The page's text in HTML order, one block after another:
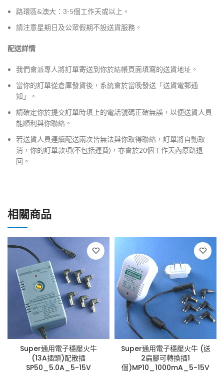
路環區&澳大：3-5個工作天或以上。
請注意星期日及公眾假期不設送貨服務。
配送詳情
我們會派專人將訂單寄送到你於結帳頁面填寫的送貨地址。
當你的訂單從倉庫發貨後，系統會於當晚發送「送貨電郵通
知」。
請確定你於提交訂單時填上的電話號碼正確無誤，以便送貨人員
能順利與你聯絡。
若送貨人員連續配送兩次皆無法與你取得聯絡，訂單將自動取
消，你的訂單款項(不包括運費)，亦會於20個工作天內原路退
回。
相關商品
Super通用電子穩壓火牛
(13A插頭)配散插
SP50_5.0A_5-15V
Super通用電子穩壓火牛 (送
2扁腳可轉換插1
個)MP10_1000mA_5-15V